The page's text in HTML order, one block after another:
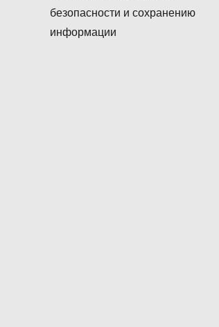
безопасности и сохранению
информации